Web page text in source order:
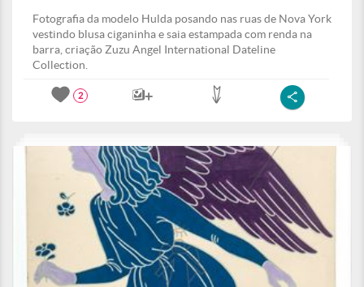
Fotografia da modelo Hulda posando nas ruas de Nova York
vestindo blusa ciganinha e saia estampada com renda na
barra, criação Zuzu Angel International Dateline
Collection.
2